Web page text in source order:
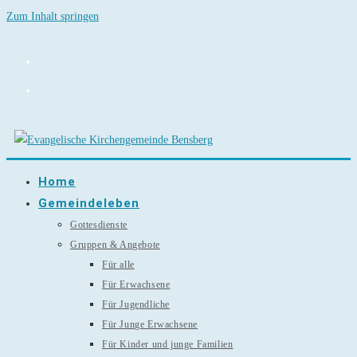
Zum Inhalt springen
Home
Gemeindeleben
Gottesdienste
Gruppen & Angebote
Für alle
Für Erwachsene
Für Jugendliche
Für Junge Erwachsene
Für Kinder und junge Familien